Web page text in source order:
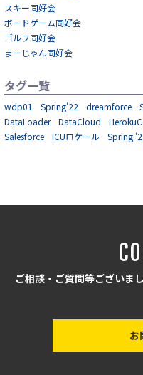
スキー同好会
ボードゲーム同好会
ゴルフ同好会
まーじゃん同好会
タグ一覧
wdp01 Spring'22 dreamforce
DataLoader
DataCloud
Salesforce
ICUロケール Spring
ご相談・ご質問等ございま
お